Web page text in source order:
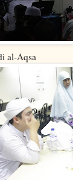
al-Aqsa